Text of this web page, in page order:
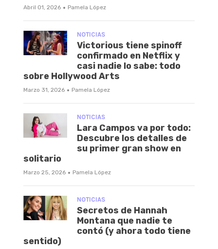
Abril 01, 2026 · Pamela López
NOTICIAS
Victorious tiene spinoff
confirmado en Netflix y
casi nadie lo sabe: todo
sobre Hollywood Arts
Marzo 31, 2026 · Pamela López
NOTICIAS
Lara Campos va por todo:
Descubre los detalles de
su primer gran show en
solitario
Marzo 25, 2026 · Pamela López
NOTICIAS
Secretos de Hannah
Montana que nadie te
contó (y ahora todo tiene
sentido)